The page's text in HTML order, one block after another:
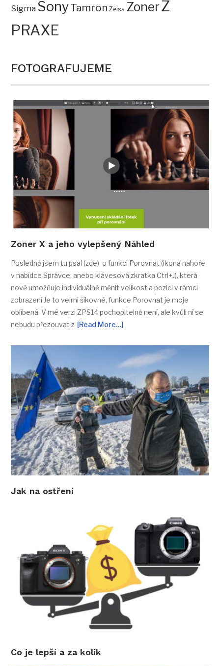
Sigma SonyTamron Zeiss ZonerZ
PRAXE
FOTOGRAFUJEME
Zoner X a jeho vylepšený Náhled
Posledně jsem tu psal (zde) o funkci Porovnat (ikona nahoře
v nabídce Správce, anebo klávesová zkratka Ctrl+J), která
nově umožňuje individuálně měnit velikost a pozici v rámci
zobrazení Je to velmi šikovné, funkce Porovnat je moje
oblíbená. V mé verzi ZPS14 pochopitelně není, ale kvůli ní se
nebudu přezouvat z [Read More…]
Jak na ostření
Co je lepší a za kolik